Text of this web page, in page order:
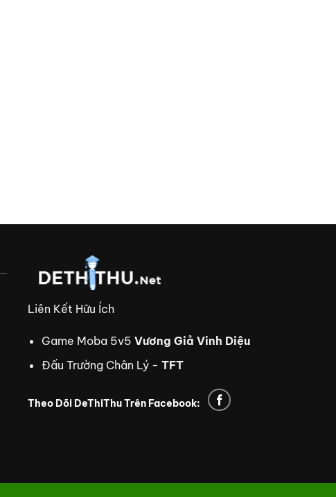
Liên Kết Hữu Ích
Game Moba 5v5Vương Giả Vinh Diệu
Đấu Trường Chân Lý -TFT
Theo Dõi DeThiThu Trên Facebook: